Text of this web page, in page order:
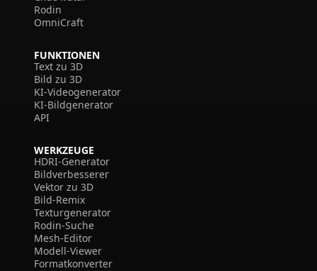
Rodin
OmniCraft
FUNKTIONEN
Text zu 3D
Bild zu 3D
KI-Videogenerator
KI-Bildgenerator
API
WERKZEUGE
HDRI-Generator
Bildverbesserer
Vektor zu 3D
Bild-Remix
Texturgenerator
Rodin-Suche
Mesh-Editor
Modell-Viewer
Formatkonverter